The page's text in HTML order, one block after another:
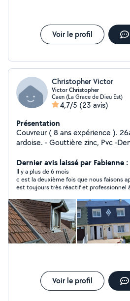
Voir le profil
Christopher Victor
Victor Christopher
Caen (La Grace de Dieu Est)
4,7/5 (23 avis)
Présentation
Couvreur ( 8 ans expérience ). 26ans - Pose
ardoise. - Gouttière zinc, Pvc -
isolation de comble. ( Laine ou
Dernier avis laissé par Fabienne
Il y a plus de 6 mois
c est la deuxième fois que nous faisons
Voir le profil